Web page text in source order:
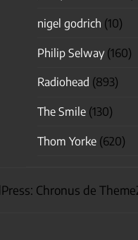
nigel godrich (10)
Philip Selway(160)
Radiohead (893)
The Smile(130)
Thom Yorke(620)
Chronus de